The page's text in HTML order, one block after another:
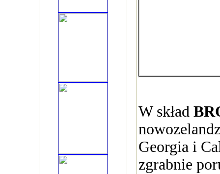
W skład
Georgia i
zgrabnie